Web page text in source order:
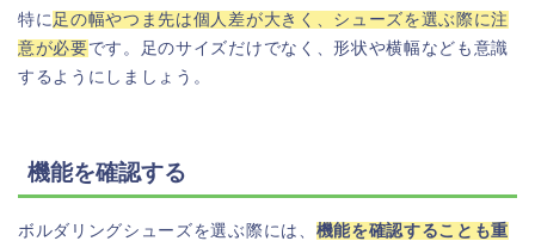
特に 足の幅やつま先は個人差が大きく、シューズを選ぶ際に注
意が必要です。足のサイズだけでなく、形状や横幅なども意識
するようにしましょう。
機能を確認する
ボルダリングシューズを選ぶ際には、 機能を確認することも重